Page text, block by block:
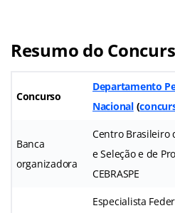
Resumo do
Concurso
Departamento
Nacional(
Banca
organizadora
Centro Brasileiro
e Seleção e de
CEBRASPE
Especialista